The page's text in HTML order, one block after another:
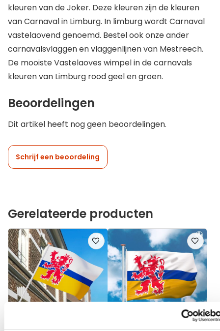
kleuren van de Joker. Deze kleuren zijn de kleuren
van Carnaval in Limburg. In limburg wordt Carnaval
vastelaovend genoemd. Bestel ook onze ander
carnavalsvlaggen en vlaggenlijnen van Mestreech.
De mooiste Vastelaoves wimpel in de carnavals
kleuren van Limburg rood geel en groen.
Beoordelingen
Dit artikel heeft nog geen beoordelingen.
Schrijf een beoordeling
Gerelateerde producten
Voeg
toe
aan
verlanglijst
Voeg
toe
aan